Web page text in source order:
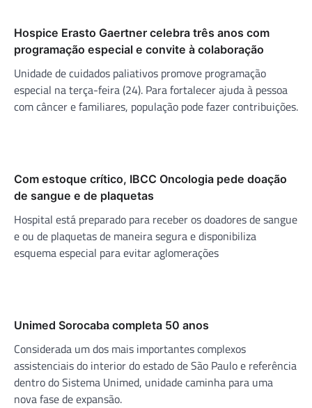
Hospice Erasto Gaertner celebra três anos com
programação especial e convite à colaboração
Unidade de cuidados paliativos promove programação
especial na terça-feira (24). Para fortalecer ajuda à pessoa
com câncer e familiares, população pode fazer contribuições.
Com estoque crítico, IBCC Oncologia pede doação
de sangue e de plaquetas
Hospital está preparado para receber os doadores de sangue
e ou de plaquetas de maneira segura e disponibiliza
esquema especial para evitar aglomerações
Unimed Sorocaba completa 50 anos
Considerada um dos mais importantes complexos
assistenciais do interior do estado de São Paulo e referência
dentro do Sistema Unimed, unidade caminha para uma
nova fase de expansão.